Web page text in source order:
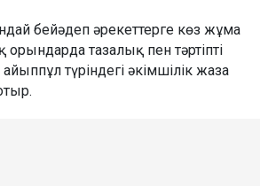
бейәдеп әрекеттерге көз жұма
тазалық пен тәртіпті
түріндегі әкімшілік жаза